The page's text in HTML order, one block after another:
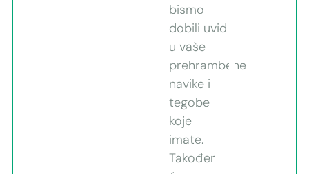
bismo
dobili uvid
u vaše
prehrambene
navike i
tegobe
koje
imate.
Također